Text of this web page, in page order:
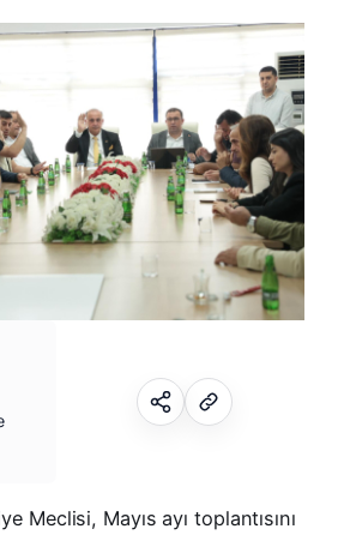
Meclisi, Mayıs ayı toplantısını